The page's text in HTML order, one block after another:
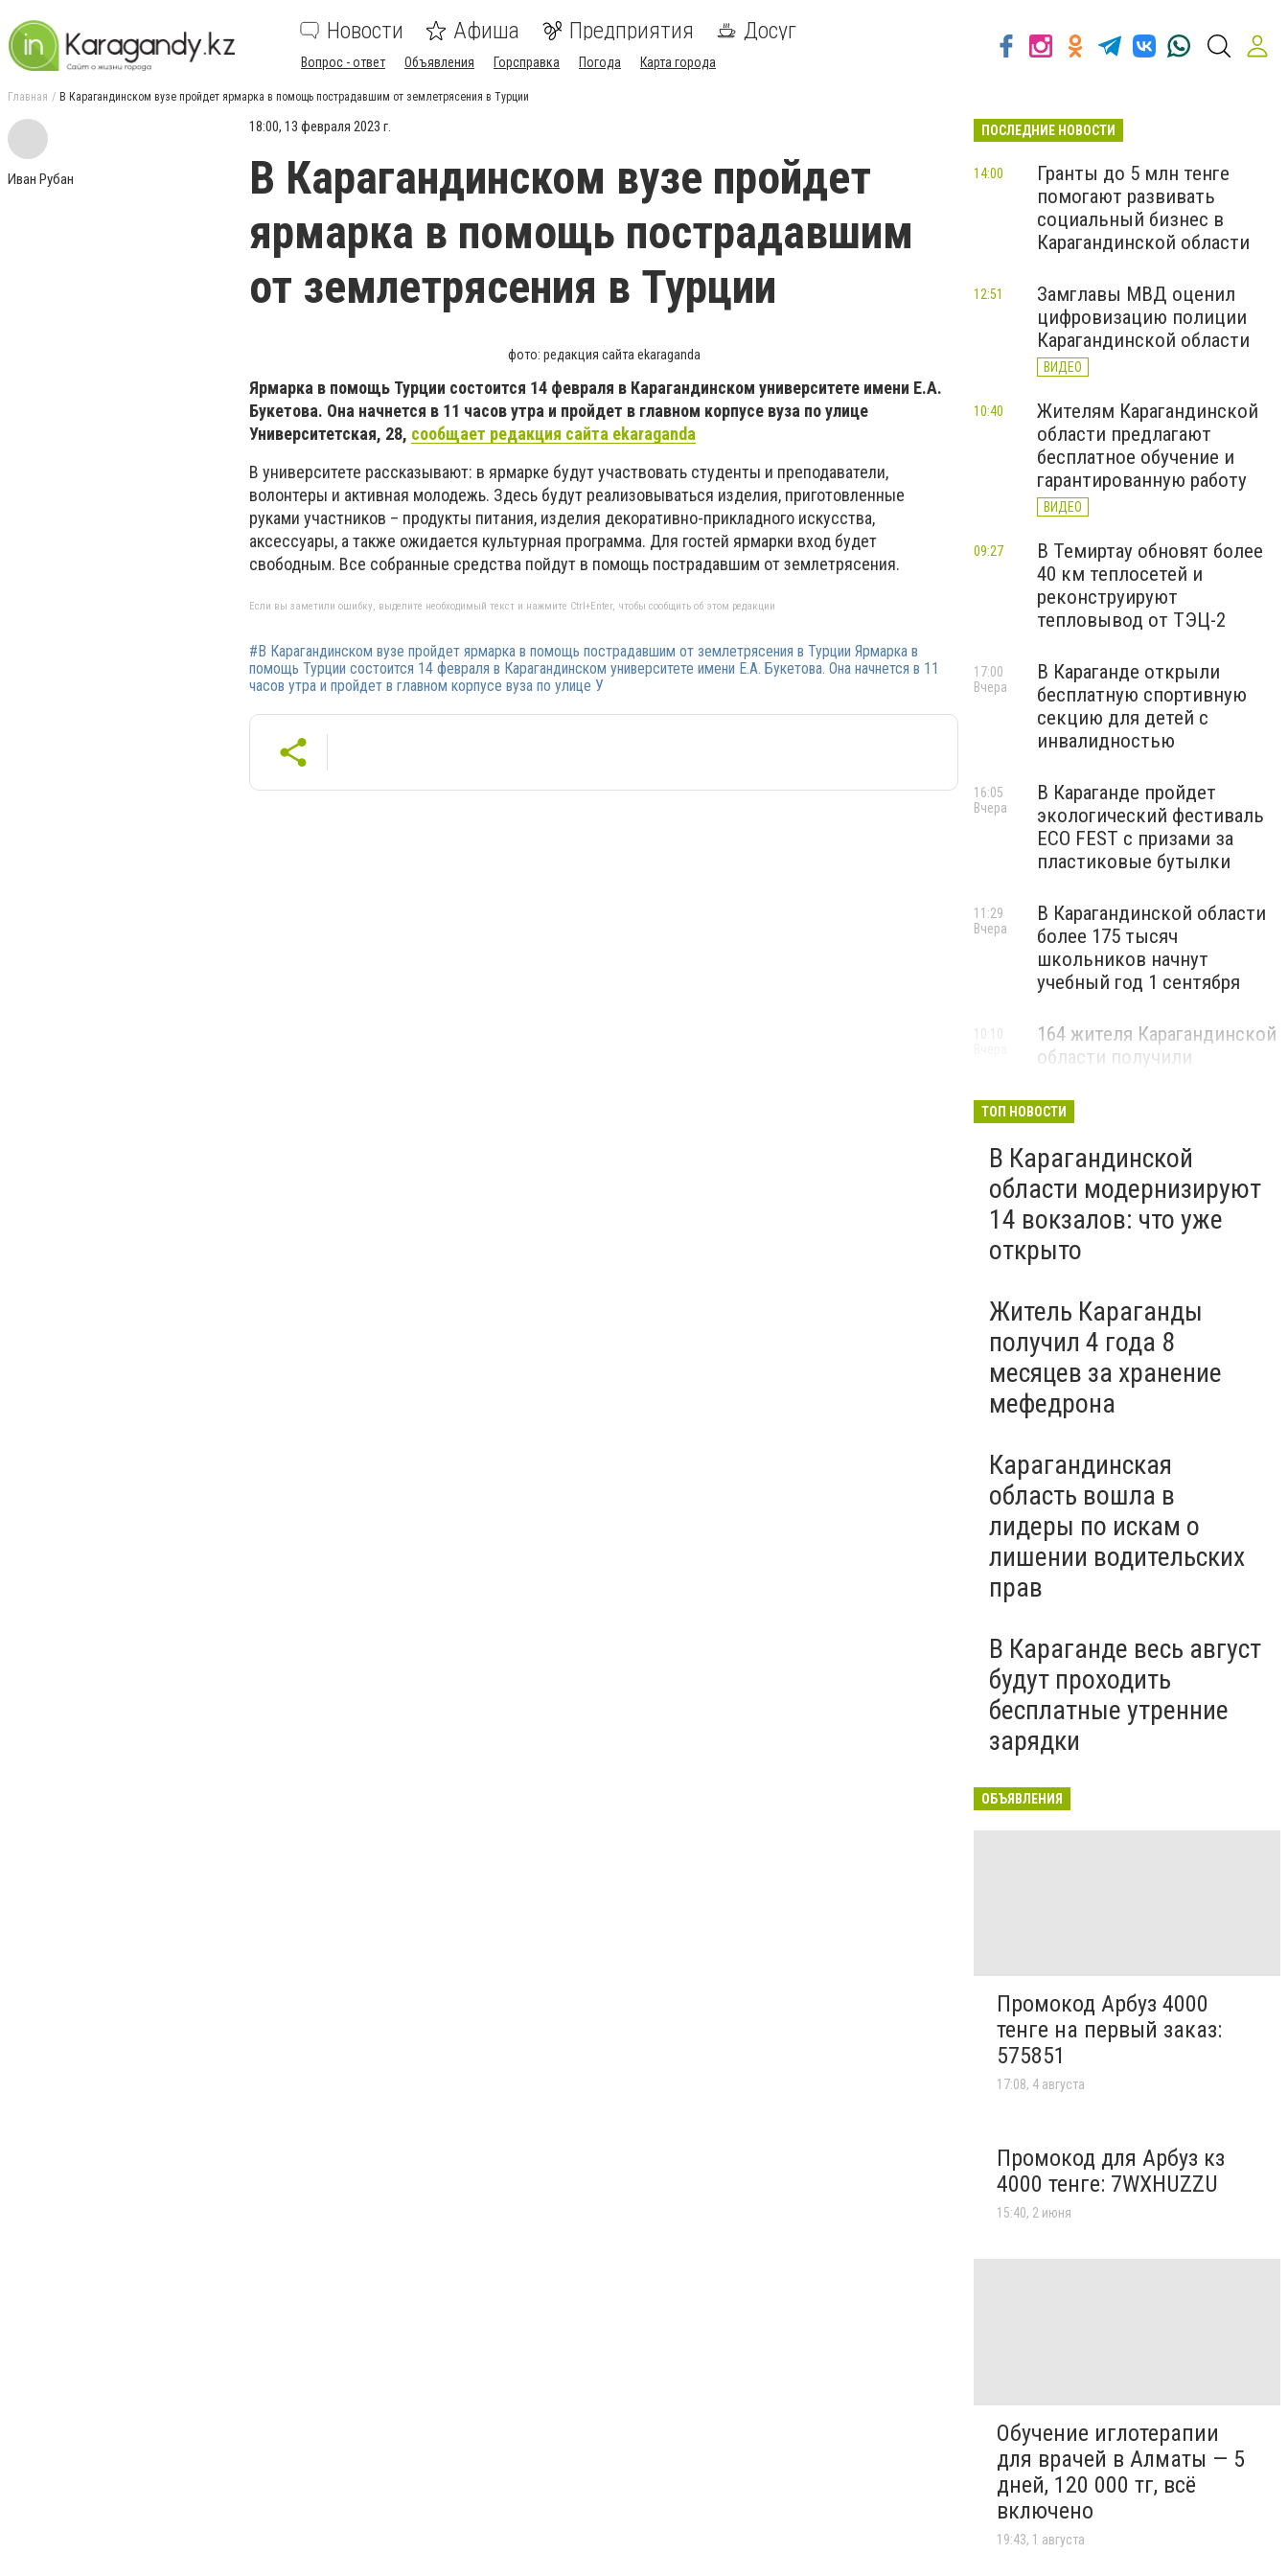
Новости Афиша Предприятия Досуг
Вопрос - ответ Объявления Горсправка Погода Карта города
Главная В Карагандинском вузе пройдет ярмарка в помощь пострадавшим от землетрясения в Турции
Иван Рубан
18:00, 13 февраля 2023 г.
В Карагандинском вузе пройдет
ярмарка в помощь пострадавшим
от землетрясения в Турции
фото: редакция сайта ekaraganda
Ярмарка в помощь Турции состоится 14 февраля в Карагандинском университете имени Е.А.
Букетова. Она начнется в 11 часов утра и пройдет в главном корпусе вуза по улице
Университетская, 28, сообщает редакция сайта ekaraganda
В университете рассказывают: в ярмарке будут участвовать студенты и преподаватели,
волонтеры и активная молодежь. Здесь будут реализовываться изделия, приготовленные
руками участников – продукты питания, изделия декоративно-прикладного искусства,
аксессуары, а также ожидается культурная программа. Для гостей ярмарки вход будет
свободным. Все собранные средства пойдут в помощь пострадавшим от землетрясения.
Если вы заметили ошибку, выделите необходимый текст и нажмите Ctrl+Enter, чтобы сообщить об этом редакции
#В Карагандинском вузе пройдет ярмарка в помощь пострадавшим от землетрясения в Турции Ярмарка в
помощь Турции состоится 14 февраля в Карагандинском университете имени Е.А. Букетова. Она начнется в 11
часов утра и пройдет в главном корпусе вуза по улице У
ПОСЛЕДНИЕ НОВОСТИ
Гранты до 5 млн тенге
помогают развивать
социальный бизнес в
Карагандинской области
14:00
Замглавы МВД оценил
цифровизацию полиции
Карагандинской области
ВИДЕО
12:51
Жителям Карагандинской
области предлагают
бесплатное обучение и
гарантированную работу
ВИДЕО
10:40
В Темиртау обновят более
40 км теплосетей и
реконструируют
тепловывод от ТЭЦ-2
09:27
В Караганде открыли
бесплатную спортивную
секцию для детей с
инвалидностью
17:00
Вчера
В Караганде пройдет
экологический фестиваль
ECO FEST с призами за
пластиковые бутылки
16:05
Вчера
В Карагандинской области
более 175 тысяч
школьников начнут
учебный год 1 сентября
11:29
Вчера
164 жителя Карагандинской
области получили
бизнес
10:10
ТОП НОВОСТИ
В Карагандинской
области модернизируют
14 вокзалов: что уже
открыто
Житель Караганды
получил 4 года 8
месяцев за хранение
мефедрона
Карагандинская
область вошла в
лидеры по искам о
лишении водительских
прав
В Караганде весь август
будут проходить
бесплатные утренние
зарядки
ОБЪЯВЛЕНИЯ
Промокод Арбуз 4000
тенге на первый заказ:
575851
17:08, 4 августа
Промокод для Арбуз кз
4000 тенге: 7WXHUZZU
15:40, 2 июня
Обучение иглотерапии
для врачей в Алматы — 5
дней, 120 000 тг, всё
включено
19:43, 1 августа